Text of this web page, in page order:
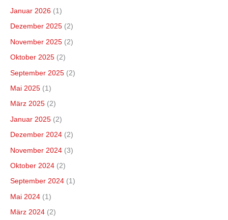
Januar 2026 (1)
Dezember 2025 (2)
November 2025 (2)
Oktober 2025 (2)
September 2025 (2)
Mai 2025 (1)
März 2025 (2)
Januar 2025 (2)
Dezember 2024 (2)
November 2024 (3)
Oktober 2024 (2)
September 2024 (1)
Mai 2024 (1)
März 2024 (2)